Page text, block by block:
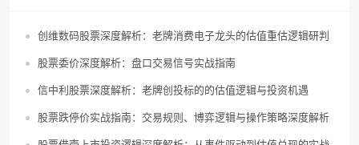
创维数码股票深度解析：老牌消费电子龙头的估值重估逻辑研判
股票委价深度解析：盘口交易信号实战指南
信中利股票深度解析：老牌创投标的的估值逻辑与投资机遇
股票跌停价实战指南：交易规则、博弈逻辑与操作策略深度解析